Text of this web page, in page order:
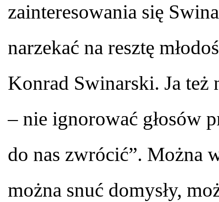
zainteresowania się
narzekać na resztę
Konrad Swinarski. Ja też
– nie ignorować głosów
do nas zwrócić”. Można
można snuć domysły,